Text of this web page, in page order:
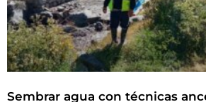
Sembrar agua con técnicas